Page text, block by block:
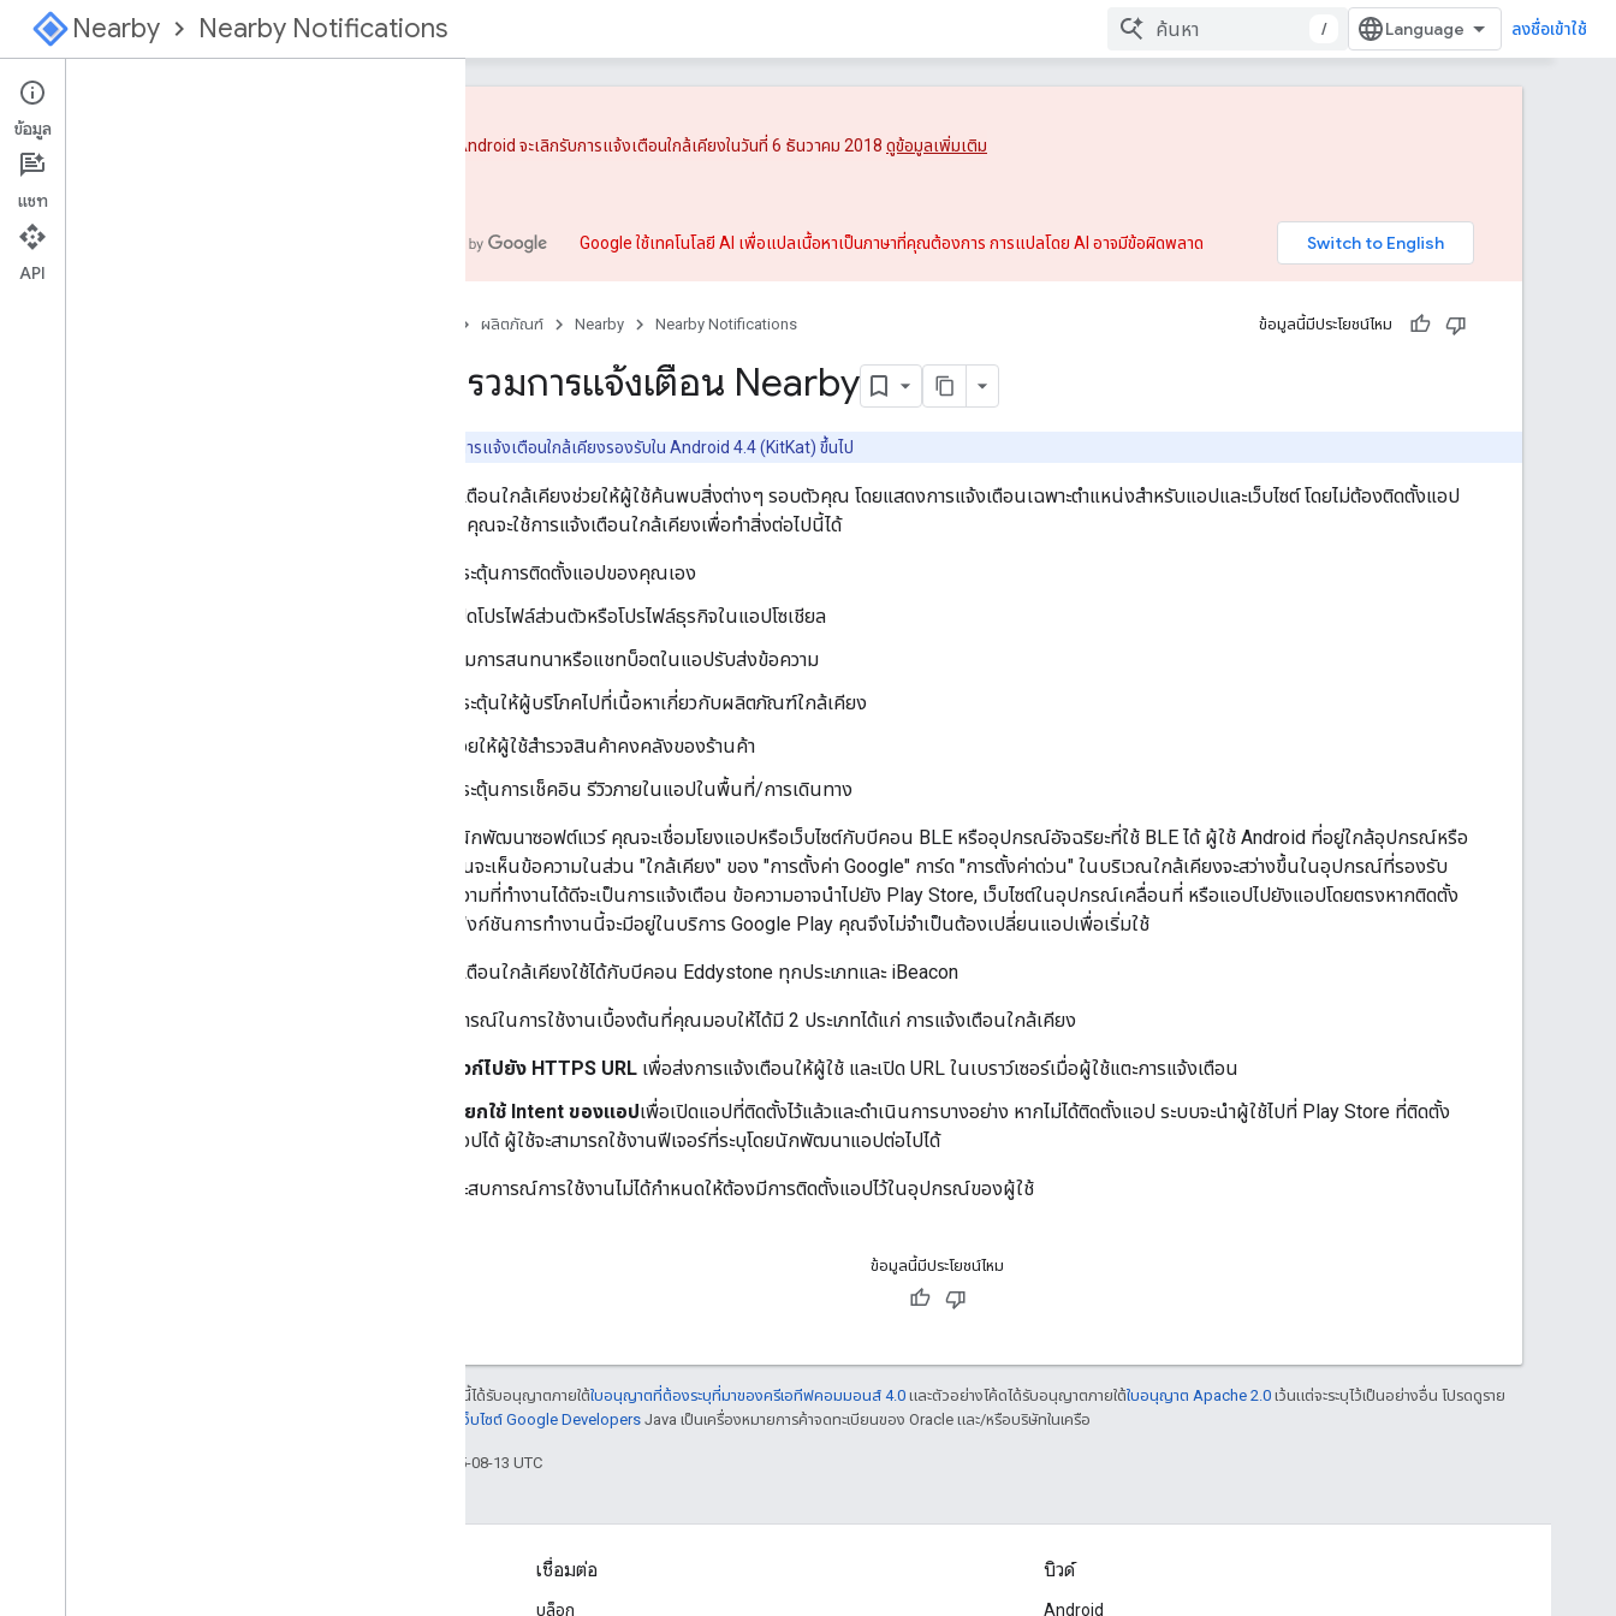
Nearby Nearby Notifications / ลงชื่อเข้าใช้
เริ่มต้นใช้งาน
รูปแบบข้อมูลไฟล์แนบ
โหมดแก้ไขข้อบกพร่อง
ผู้ใช้ Android จะเลิกรับการแจ้งเตือนใกล้เคียงในวันที่ 6 ธันวาคม 2018 ดูข้อมูลเพิ่มเติม
Google ใช้เทคโนโลยี AI เพื่อแปลเนื้อหาเป็นภาษาที่คุณต้องการ การแปลโดย AI อาจมีข้อผิดพลาด
ผลิตภัณฑ์ Nearby Nearby Notifications ข้อมูลนี้มีประโยชน์ไหม
ภาพรวมการแจ้งเตือน Nearby
การแจ้งเตือนใกล้เคียงรองรับใน Android 4.4 (KitKat) ขึ้นไป
การแจ้งเตือนใกล้เคียงช่วยให้ผู้ใช้ค้นพบสิ่งต่างๆ รอบตัวคุณ โดยแสดงการแจ้งเตือนเฉพาะตําแหน่งสําหรับแอปและเว็บไซต์ โดยไม่ต้องติดตั้งแอป
ล่วงหน้า คุณจะใช้การแจ้งเตือนใกล้เคียงเพื่อทําสิ่งต่อไปนี้ได้
กระตุ้นการติดตั้งแอปของคุณเอง
เปิดโปรไฟล์ส่วนตัวหรือโปรไฟล์ธุรกิจในแอปโซเชียล
เริ่มการสนทนาหรือแชทบ็อตในแอปรับส่งข้อความ
กระตุ้นให้ผู้บริโภคไปที่เนื้อหาเกี่ยวกับผลิตภัณฑ์ใกล้เคียง
ช่วยให้ผู้ใช้สํารวจสินค้าคงคลังของร้านค้า
กระตุ้นการเช็คอิน รีวิวภายในแอปในพื้นที่/การเดินทาง
ในฐานะนักพัฒนาซอฟต์แวร์ คุณจะเชื่อมโยงแอปหรือเว็บไซต์กับบีคอน BLE หรืออุปกรณ์อัจฉริยะที่ใช้ BLE ได้ ผู้ใช้ Android ที่อยู่ใกล้อุปกรณ์หรือ
บีคอนนั้นจะเห็นข้อความในส่วน "ใกล้เคียง" ของ "การตั้งค่า Google" การ์ด "การตั้งค่าด่วน" ในบริเวณใกล้เคียงจะสว่างขึ้นในอุปกรณ์ที่รองรับ
และข้อความที่ทํางานได้ดีจะเป็นการแจ้งเตือน ข้อความอาจนําไปยัง Play Store, เว็บไซต์ในอุปกรณ์เคลื่อนที่ หรือแอปไปยังแอปโดยตรงหากติดตั้ง
แอปไว้ ฟังก์ชันการทํางานนี้จะมีอยู่ในบริการ Google Play คุณจึงไม่จําเป็นต้องเปลี่ยนแอปเพื่อเริ่มใช้
การแจ้งเตือนใกล้เคียงใช้ได้กับบีคอน Eddystone ทุกประเภทและ iBeacon
ประสบการณ์ในการใช้งานเบื้องต้นที่คุณมอบให้ได้มี 2 ประเภทได้แก่ การแจ้งเตือนใกล้เคียง
ลิงก์ไปยัง HTTPS URL เพื่อส่งการแจ้งเตือนให้ผู้ใช้ และเปิด URL ในเบราว์เซอร์เมื่อผู้ใช้แตะการแจ้งเตือน
เรียกใช้ Intent ของแอปเพื่อเปิดแอปที่ติดตั้งไว้แล้วและดําเนินการบางอย่าง หากไม่ได้ติดตั้งแอป ระบบจะนําผู้ใช้ไปที่ Play Store ที่ติดตั้ง
แอปได้ ผู้ใช้จะสามารถใช้งานฟีเจอร์ที่ระบุโดยนักพัฒนาแอปต่อไปได้
โดยที่ประสบการณ์การใช้งานไม่ได้กําหนดให้ต้องมีการติดตั้งแอปไว้ในอุปกรณ์ของผู้ใช้
ข้อมูลนี้มีประโยชน์ไหม
เนื้อหาของหน้าเว็บนี้ได้รับอนุญาตภายใต้ใบอนุญาตที่ต้องระบุที่มาของครีเอทีฟคอมมอนส์ 4.0 และตัวอย่างโค้ดได้รับอนุญาตภายใต้ใบอนุญาต Apache 2.0 เว้นแต่จะระบุไว้เป็นอย่างอื่น โปรดดูราย
นโยบายเว็บไซต์ Google Developers Java เป็นเครื่องหมายการค้าจดทะเบียนของ Oracle และ/หรือบริษัทในเครือ
อัปเดตล่าสุด 2025-08-13 UTC
เชื่อมต่อ
บล็อก
บิวด์
Android
ข้อมูล
แชท
API